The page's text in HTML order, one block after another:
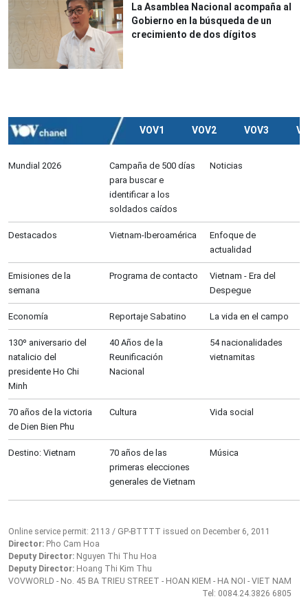
La Asamblea Nacional acompaña al
Gobierno en la búsqueda de un
crecimiento de dos dígitos
VOV1 VOV2 VOV3
Mundial 2026
Campaña de 500 días
para buscar e
identificar a los
soldados caídos
Noticias
Destacados Vietnam-Iberoamérica
Enfoque de
actualidad
Emisiones de la
semana
Programa de contacto
Vietnam - Era del
Despegue
Economía Reportaje Sabatino La vida en el campo
130º aniversario del
natalicio del
presidente Ho Chi
Minh
40 Años de la
Reunificación
Nacional
54 nacionalidades
vietnamitas
70 años de la victoria
de Dien Bien Phu
Cultura Vida social
Destino: Vietnam
70 años de las
primeras elecciones
generales de Vietnam
Música
Online service permit: 2113 / GP-BTTTT issued on December 6, 2011
Director: Pho Cam Hoa
Deputy Director: Nguyen Thi Thu Hoa
Deputy Director: Hoang Thi Kim Thu
VOVWORLD - No. 45 BA TRIEU STREET - HOAN KIEM - HA NOI - VIET NAM
Tel: 0084.24.3826 6805